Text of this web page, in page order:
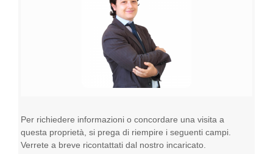
Per richiedere informazioni o concordare una visita a
questa proprietà, si prega di riempire i seguenti campi.
Verrete a breve ricontattati dal nostro incaricato.